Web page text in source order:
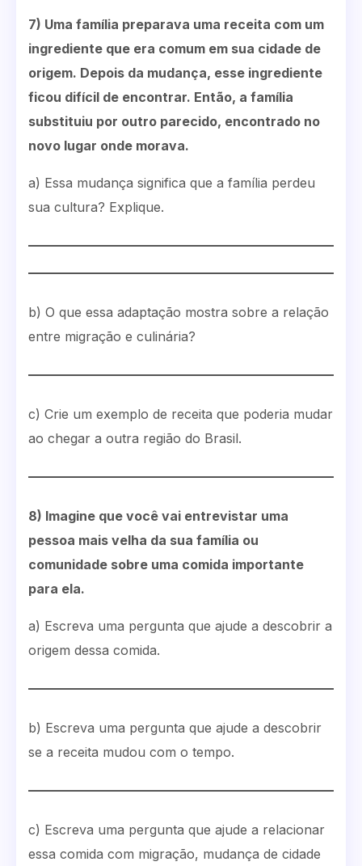
7) Uma família preparava uma receita com um
ingrediente que era comum em sua cidade de
origem. Depois da mudança, esse ingrediente
ficou difícil de encontrar. Então, a família
substituiu por outro parecido, encontrado no
novo lugar onde morava.
a) Essa mudança significa que a família perdeu
sua cultura? Explique.
b) O que essa adaptação mostra sobre a relação
entre migração e culinária?
c) Crie um exemplo de receita que poderia mudar
ao chegar a outra região do Brasil.
8) Imagine que você vai entrevistar uma
pessoa mais velha da sua família ou
comunidade sobre uma comida importante
para ela.
a) Escreva uma pergunta que ajude a descobrir a
origem dessa comida.
b) Escreva uma pergunta que ajude a descobrir
se a receita mudou com o tempo.
c) Escreva uma pergunta que ajude a relacionar
essa comida com migração, mudança de cidade